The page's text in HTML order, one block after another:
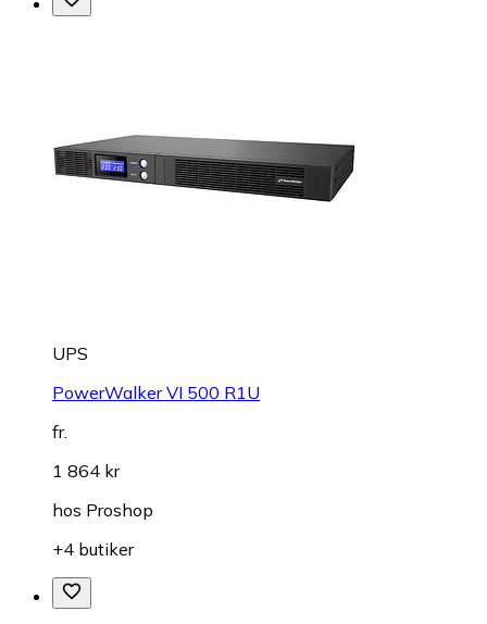
UPS
PowerWalker VI 500 R1U
fr.
1 864 kr
hos Proshop
+4 butiker